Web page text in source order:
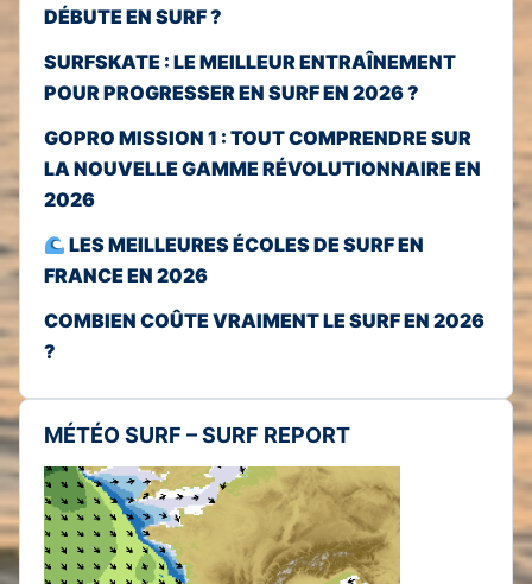
DÉBUTE EN SURF ?
SURFSKATE : LE MEILLEUR ENTRAÎNEMENT
POUR PROGRESSER EN SURF EN 2026 ?
GOPRO MISSION 1 : TOUT COMPRENDRE SUR
LA NOUVELLE GAMME RÉVOLUTIONNAIRE EN
2026
LES MEILLEURES ÉCOLES DE SURF EN
FRANCE EN 2026
COMBIEN COÛTE VRAIMENT LE SURF EN 2026
?
MÉTÉO SURF – SURF REPORT